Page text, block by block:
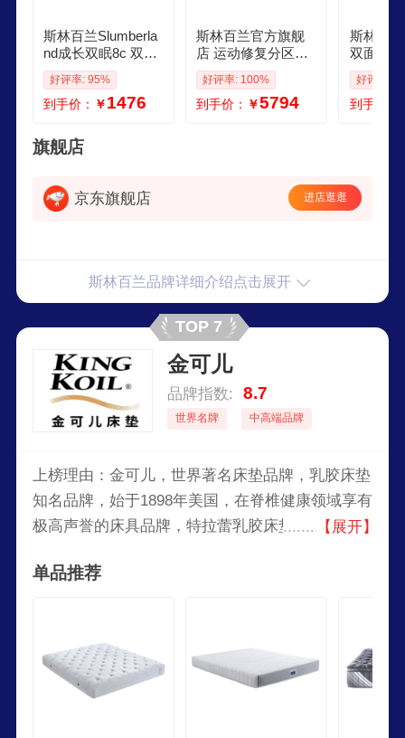
斯林百兰Slumberla
nd成长双眠8c 双面
睡儿童青少年床垫
宿舍薄垫榻榻米 开
学季套装 双面可睡1
好评率: 95%
到手价： ￥1476
斯林百兰官方旗舰
店 运动修复分区远
红外乳胶 床垫 焕能
活力套装 18020025
CM
好评率: 100%
到手价： ￥5794
斯林百
双面睡
床垫 羊
床垫 天
双面护
好评率:
到手价：
旗舰店
京东旗舰店 进店逛逛
斯林百兰品牌详细介绍点击展开
TOP 7
金可儿
品牌指数: 8.7
世界名牌 中高端品牌
上榜理由：金可儿，世界著名床垫品牌，乳胶床垫
知名品牌，始于1898年美国，在脊椎健康领域享有
极高声誉的床具品牌，特拉蕾乳胶床垫知名企业，
具制造商。
【展开】
单品推荐